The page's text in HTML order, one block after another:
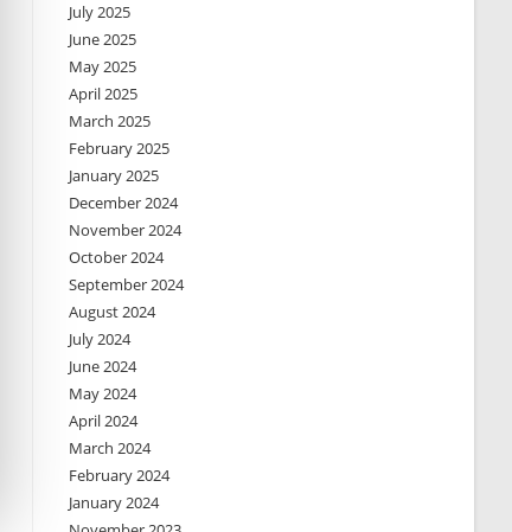
July 2025
June 2025
May 2025
April 2025
March 2025
February 2025
January 2025
December 2024
November 2024
October 2024
September 2024
August 2024
July 2024
June 2024
May 2024
April 2024
March 2024
February 2024
January 2024